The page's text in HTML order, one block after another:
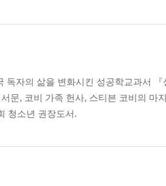
독자의 삶을 변화시킨 성공학교과서
문, 코비 가족 헌사, 스티븐 코비의 마
청소년 권장도서.